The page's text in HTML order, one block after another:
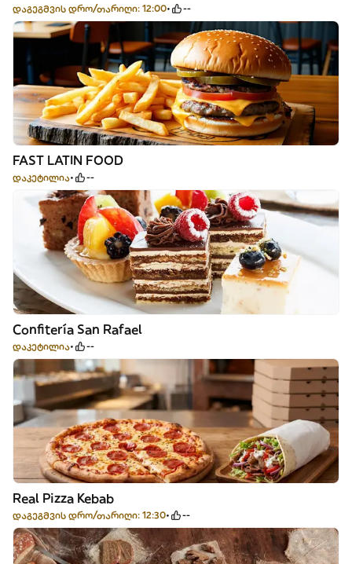
დაგეგმვის დრო/თარიღი: 12:00 --
FAST LATIN FOOD
დაკეტილია --
Confitería San Rafael
დაკეტილია --
Real Pizza Kebab
დაგეგმვის დრო/თარიღი: 12:30 --